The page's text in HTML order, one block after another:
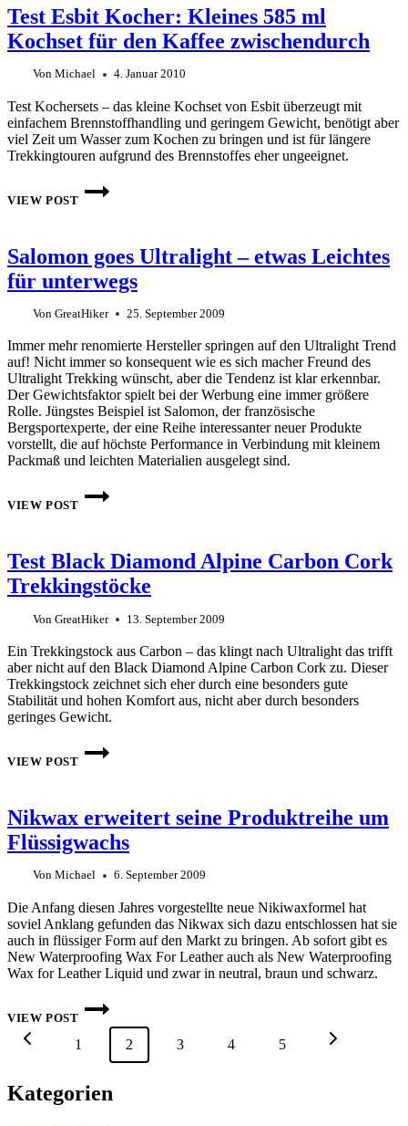
Test Esbit Kocher: Kleines 585 ml
Kochset für den Kaffee zwischendurch
Von Michael 4. Januar 2010
Test Kochersets – das kleine Kochset von Esbit überzeugt mit
einfachem Brennstoffhandling und geringem Gewicht, benötigt aber
viel Zeit um Wasser zum Kochen zu bringen und ist für längere
Trekkingtouren aufgrund des Brennstoffes eher ungeeignet.
VIEW POST
TEST
ESBIT
ML
KOCHSET
FÜR
DEN
KAFFEE
ZWISCHENDURCH
Salomon goes Ultralight – etwas Leichtes
für unterwegs
Von GreatHiker 25. September 2009
Immer mehr renomierte Hersteller springen auf den Ultralight Trend
auf! Nicht immer so konsequent wie es sich macher Freund des
Ultralight Trekking wünscht, aber die Tendenz ist klar erkennbar.
Der Gewichtsfaktor spielt bei der Werbung eine immer größere
Rolle. Jüngstes Beispiel ist Salomon, der französische
Bergsportexperte, der eine Reihe interessanter neuer Produkte
vorstellt, die auf höchste Performance in Verbindung mit kleinem
Packmaß und leichten Materialien ausgelegt sind.
VIEW POST
SALOMON
GOES
LEICHTES
FÜR
UNTERWEGS
Test Black Diamond Alpine Carbon Cork
Trekkingstöcke
Von GreatHiker 13. September 2009
Ein Trekkingstock aus Carbon – das klingt nach Ultralight das trifft
aber nicht auf den Black Diamond Alpine Carbon Cork zu. Dieser
Trekkingstock zeichnet sich eher durch eine besonders gute
Stabilität und hohen Komfort aus, nicht aber durch besonders
geringes Gewicht.
VIEW POST
TEST
BLACK
CORK
TREKKINGSTÖCKE
Nikwax erweitert seine Produktreihe um
Flüssigwachs
Von Michael 6. September 2009
Die Anfang diesen Jahres vorgestellte neue Nikiwaxformel hat
soviel Anklang gefunden das Nikwax sich dazu entschlossen hat sie
auch in flüssiger Form auf den Markt zu bringen. Ab sofort gibt es
New Waterproofing Wax For Leather auch als New Waterproofing
Wax for Leather Liquid und zwar in neutral, braun und schwarz.
VIEW POST
NIKWAX
ERWEITERT
SEINE
PRODUKTREIHE
Seitennavigation
Vorherige 1 2 3 4 5 Nächste
Kategorien